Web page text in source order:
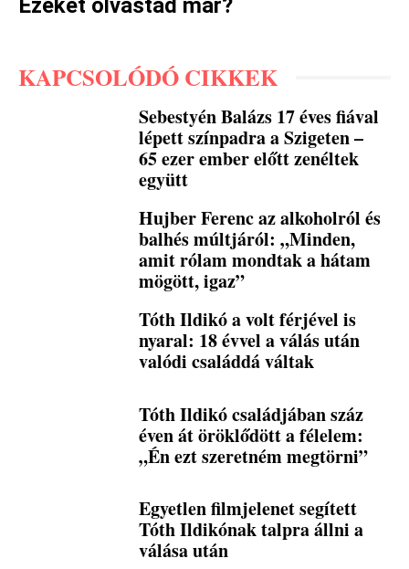
Ezeket olvastad már?
KAPCSOLÓDÓ CIKKEK
Sebestyén Balázs 17 éves fiával
lépett színpadra a Szigeten –
65 ezer ember előtt zenéltek
együtt
Hujber Ferenc az alkoholról és
balhés múltjáról: „Minden,
amit rólam mondtak a hátam
mögött, igaz”
Tóth Ildikó a volt férjével is
nyaral: 18 évvel a válás után
valódi családdá váltak
Tóth Ildikó családjában száz
éven át öröklődött a félelem:
„Én ezt szeretném megtörni”
Egyetlen filmjelenet segített
Tóth Ildikónak talpra állni a
válása után